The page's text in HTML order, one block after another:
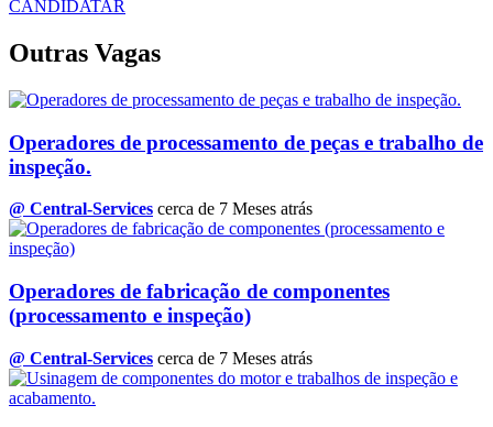
CANDIDATAR
Outras Vagas
Operadores de processamento de peças e trabalho de
inspeção.
@ Central-Services cerca de 7 Meses atrás
Operadores de fabricação de componentes
(processamento e inspeção)
@ Central-Services cerca de 7 Meses atrás